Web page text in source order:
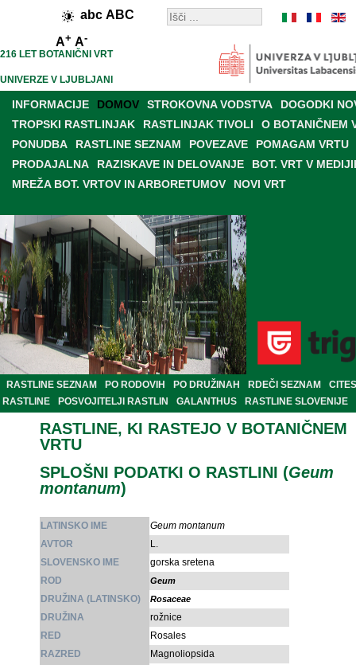
abc ABC
A+ A-
216 LET BOTANIČNI VRT
UNIVERZE V LJUBLJANI
INFORMACIJE DOMOV STROKOVNA VODSTVA
DOGODKI
TROPSKI RASTLINJAK
RASTLINJAK TIVOLI
O BOTANIČNEM
PONUDBA
RASTLINE SEZNAM POVEZAVE
POMAGAM VRTU
PRODAJALNA
RAZISKAVE IN DELOVANJE
BOT. VRT V
MREŽA BOT. VRTOV IN ARBORETUMOV
NOVI VRT
RASTLINE SEZNAM PO RODOVIH PO DRUŽINAH RDEČI SEZNAM
CITES
RASTLINE
POSVOJITELJI RASTLIN GALANTHUS RASTLINE SLOVENIJE
RASTLINE, KI RASTEJO V BOTANIČNEM
VRTU
SPLOŠNI PODATKI O RASTLINI (Geum
montanum)
LATINSKO IME
Geum montanum
AVTOR
L.
SLOVENSKO IME
gorska sretena
ROD
Geum
DRUŽINA (LATINSKO) Rosaceae
DRUŽINA
rožnice
RED
Rosales
RAZRED
Magnoliopsida